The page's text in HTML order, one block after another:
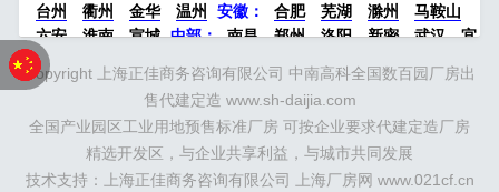
台州
衢州 金华 温州 安徽： 合肥 芜湖 滁州
马鞍山
六安
淮南 宣城 中部： 南昌 郑州 洛阳 新密 武汉
宜
昌
鲁：
北京 天津 廊坊 （ 固安 香河 大厂 永清 三河
霸
涿州 涞水 ） 太原 晋中 沈阳
绵阳
石家庄 沧州 唐山 潍坊 德州 威海 烟台
青岛
珠三角： 广州 东莞 江门 惠州 肇庆 中山 佛山
福建： 福州 漳州 泉州 龙岩 西南： 昆明 南宁 华北： 沈
Copyright 上海正佳商务咨询有限公司 中南高科全国数百园厂房出
售代建定造 www.sh-daijia.com
全国产业园区工业用地预售标准厂房 可按企业要求代建定造厂房
精选开发区，与企业共享利益，与城市共同发展
技术支持：上海正佳商务咨询有限公司 上海厂房网 www.021cf.cn